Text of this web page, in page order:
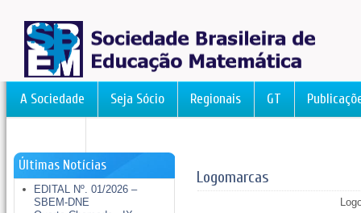
A Sociedade Seja Sócio Regionais GT
Últimas Notícias
EDITAL Nº. 01/2026 –
SBEM-DNE
Logomarcas